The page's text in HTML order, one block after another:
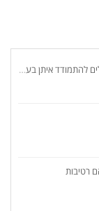
תקלות נפוצות בצנרת הביתית שאתם יכולים להתמודד איתן בעצמכם
רטיבות